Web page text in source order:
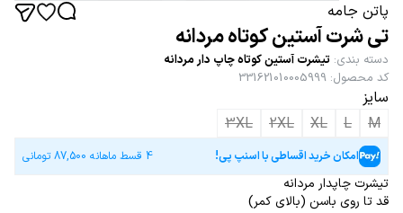
پاتن جامه
تی شرت آستین کوتاه مردانه
دسته بندی: تیشرت آستین کوتاه چاپ دار مردانه
کد محصول:
331621010005999
سایز
M
L
XL
2XL
3XL
امکان خرید اقساطی با اسنپ پی! 4 قسط ماهانه 87,500 تومانی
تیشرت چاپدار مردانه
قد تا روی باسن (بالای کمر)